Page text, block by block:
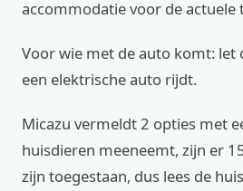
accommodatie voor de actuele
Voor wie met de auto komt: let
een elektrische auto rijdt.
Micazu vermeldt 2 opties met
huisdieren meeneemt, zijn er
zijn toegestaan, dus lees de